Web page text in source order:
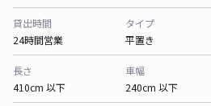
貸出時間
24時間営業
タイプ
平置き
長さ
410cm 以下
車幅
240cm 以下